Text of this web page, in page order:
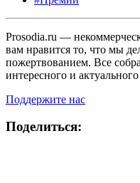
Prosodia.ru —
вам нравится то, что мы
пожертвованием. Все
интересного и
Поддержите нас
Поделиться: